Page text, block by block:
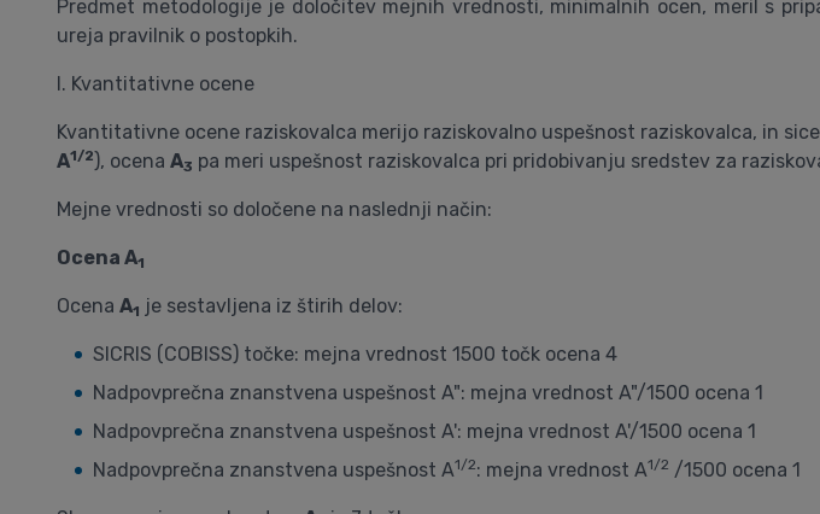
Predmet metodologije je določitev mejnih vrednosti, minimalnih ocen, meril s
ureja pravilnik o postopkih.
I. Kvantitativne ocene
Kvantitativne ocene raziskovalca merijo raziskovalno uspešnost raziskovalca, in
A1/2), ocena A3 pa meri uspešnost raziskovalca pri pridobivanju sredstev za
Mejne vrednosti so določene na naslednji način:
Ocena A1
Ocena A1 je sestavljena iz štirih delov:
SICRIS (COBISS) točke: mejna vrednost 1500 točk ocena 4
Nadpovprečna znanstvena uspešnost A": mejna vrednost A"/1500 ocena 1
Nadpovprečna znanstvena uspešnost A': mejna vrednost A'/1500 ocena 1
Nadpovprečna znanstvena uspešnost A1/2: mejna vrednost A1/2 /1500 ocena 1